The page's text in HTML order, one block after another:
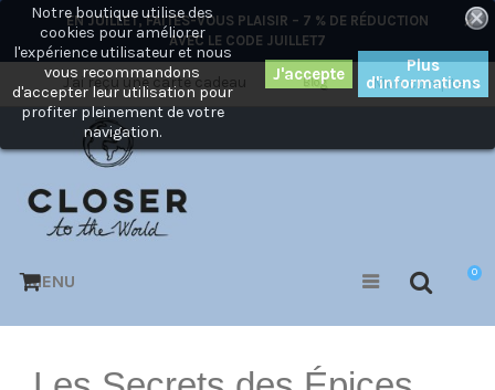
EN JUILLET, FAITES-VOUS PLAISIR – 7 % DE RÉDUCTION
AVEC LE CODE JUILLET7
×
Mon compte
Blog
J'ai reçu une carte cadeau
0
MENU
Notre boutique utilise des
cookies pour améliorer
l'expérience utilisateur et nous
vous recommandons
d'accepter leur utilisation pour
profiter pleinement de votre
navigation.
Plus
d'informations